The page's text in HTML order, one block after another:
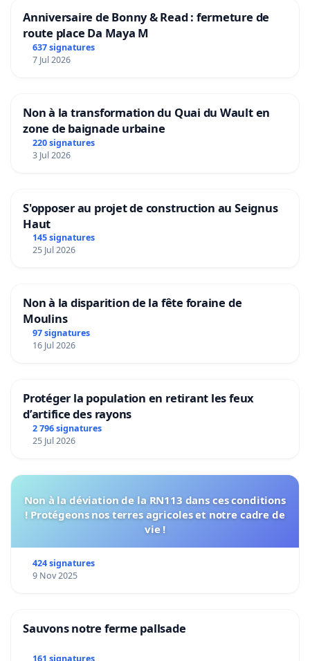
Anniversaire de Bonny & Read : fermeture de
route place Da Maya M
637 signatures
7 Jul 2026
Non à la transformation du Quai du Wault en
zone de baignade urbaine
220 signatures
3 Jul 2026
S'opposer au projet de construction au Seignus
Haut
145 signatures
25 Jul 2026
Non à la disparition de la fête foraine de
Moulins
97 signatures
16 Jul 2026
Protéger la population en retirant les feux
d’artifice des rayons
2 796 signatures
25 Jul 2026
Non à la déviation de la RN113 dans ces conditions
! Protégeons nos terres agricoles et notre cadre de
vie !
424 signatures
9 Nov 2025
Sauvons notre ferme pallsade
161 signatures